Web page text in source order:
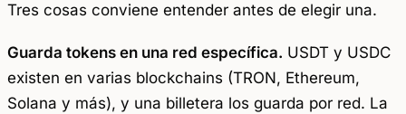
Tres cosas conviene entender antes de elegir una.
Guarda tokens en una red específica. USDT y USDC
existen en varias blockchains (TRON, Ethereum,
Solana y más), y una billetera los guarda por red. La